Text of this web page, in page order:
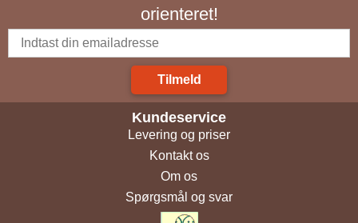
orienteret!
Tilmeld
Kundeservice
Levering og priser
Kontakt os
Om os
Spørgsmål og svar